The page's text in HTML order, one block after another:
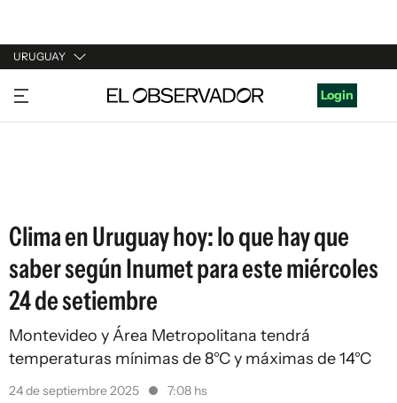
URUGUAY
URUGUAY
ARGENTINA
Login
Clima en Uruguay hoy: lo que hay que
saber según Inumet para este miércoles
24 de setiembre
Montevideo y Área Metropolitana tendrá
temperaturas mínimas de 8°C y máximas de 14°C
24 de septiembre 2025 7:08 hs